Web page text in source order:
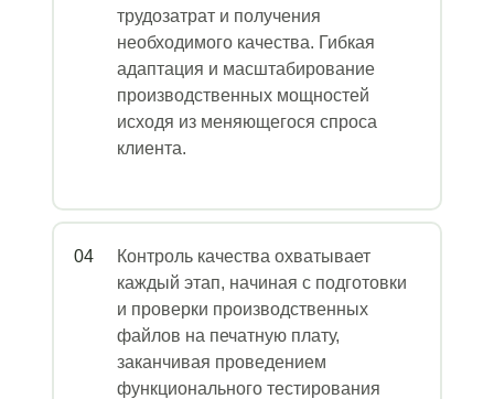
трудозатрат и получения
необходимого качества. Гибкая
адаптация и масштабирование
производственных мощностей
исходя из меняющегося спроса
клиента.
04
Контроль качества охватывает
каждый этап, начиная с подготовки
и проверки производственных
файлов на печатную плату,
заканчивая проведением
функционального тестирования